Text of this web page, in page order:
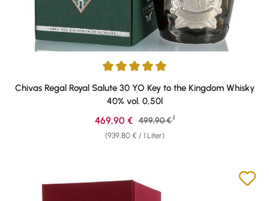
Durchschnittliche Bewertung von 5 von 5 Sternen
Chivas Regal Royal Salute 30 YO Key to the Kingdom Whisky
40% vol. 0,50l
(939,80 € / 1 Liter)
Verkaufspreis:
469,90 € Regulärer Preis:
499,90 € 1